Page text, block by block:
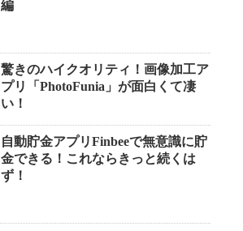
編
驚きのハイクオリティ！画像加工ア
プリ「PhotoFunia」が面白くて凄
い！
自動貯金アプリFinbeeで無意識に貯
金できる！これならきっと続くは
ず！